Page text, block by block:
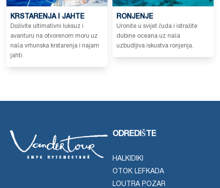
KRSTARENJA I JAHTE
Doživite ultimativni luksuz i
avanturu na otvorenom moru uz
naša vrhunska krstarenja i najam
jahti.
RONJENJE
Uronite u svijet čuda i istražite
dubine oceana uz naša
uzbudljiva iskustva ronjenja.
ODREDIŠTE
HALKIDIKI
OTOK LEFKADA
LOUTRA POZAR